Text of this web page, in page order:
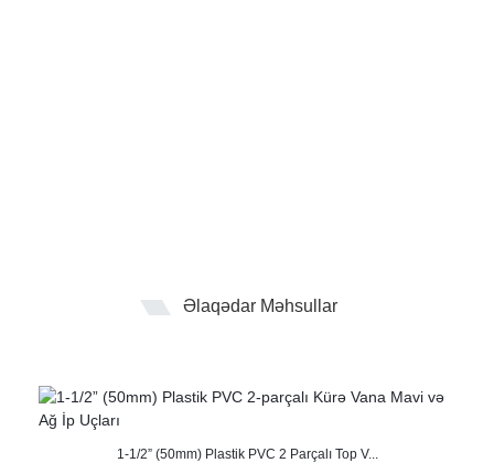
Əlaqədar Məhsullar
1-1/2” (50mm) Plastik PVC 2 Parçalı Top V...